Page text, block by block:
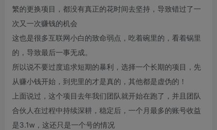
繁的更换项目，都没有真正的花时间去坚持，导致错过了一
次又一次赚钱的机会
这也是很多互联网小白的致命弱点，吃着碗里的，看着锅里
的，导致最后一事无成。
所以说不要过度追求短期的暴利，选择一个长期的项目，先
从赚小钱开始，到兜里的才是真的，其他都是虚伪的！
上面说过，这个项目去年我们团队就开始在跑了，并且团队
合伙人在过程中持续深耕，稳定后，一个月最多的账号收益
是3.1w，这还只是一个号的情况